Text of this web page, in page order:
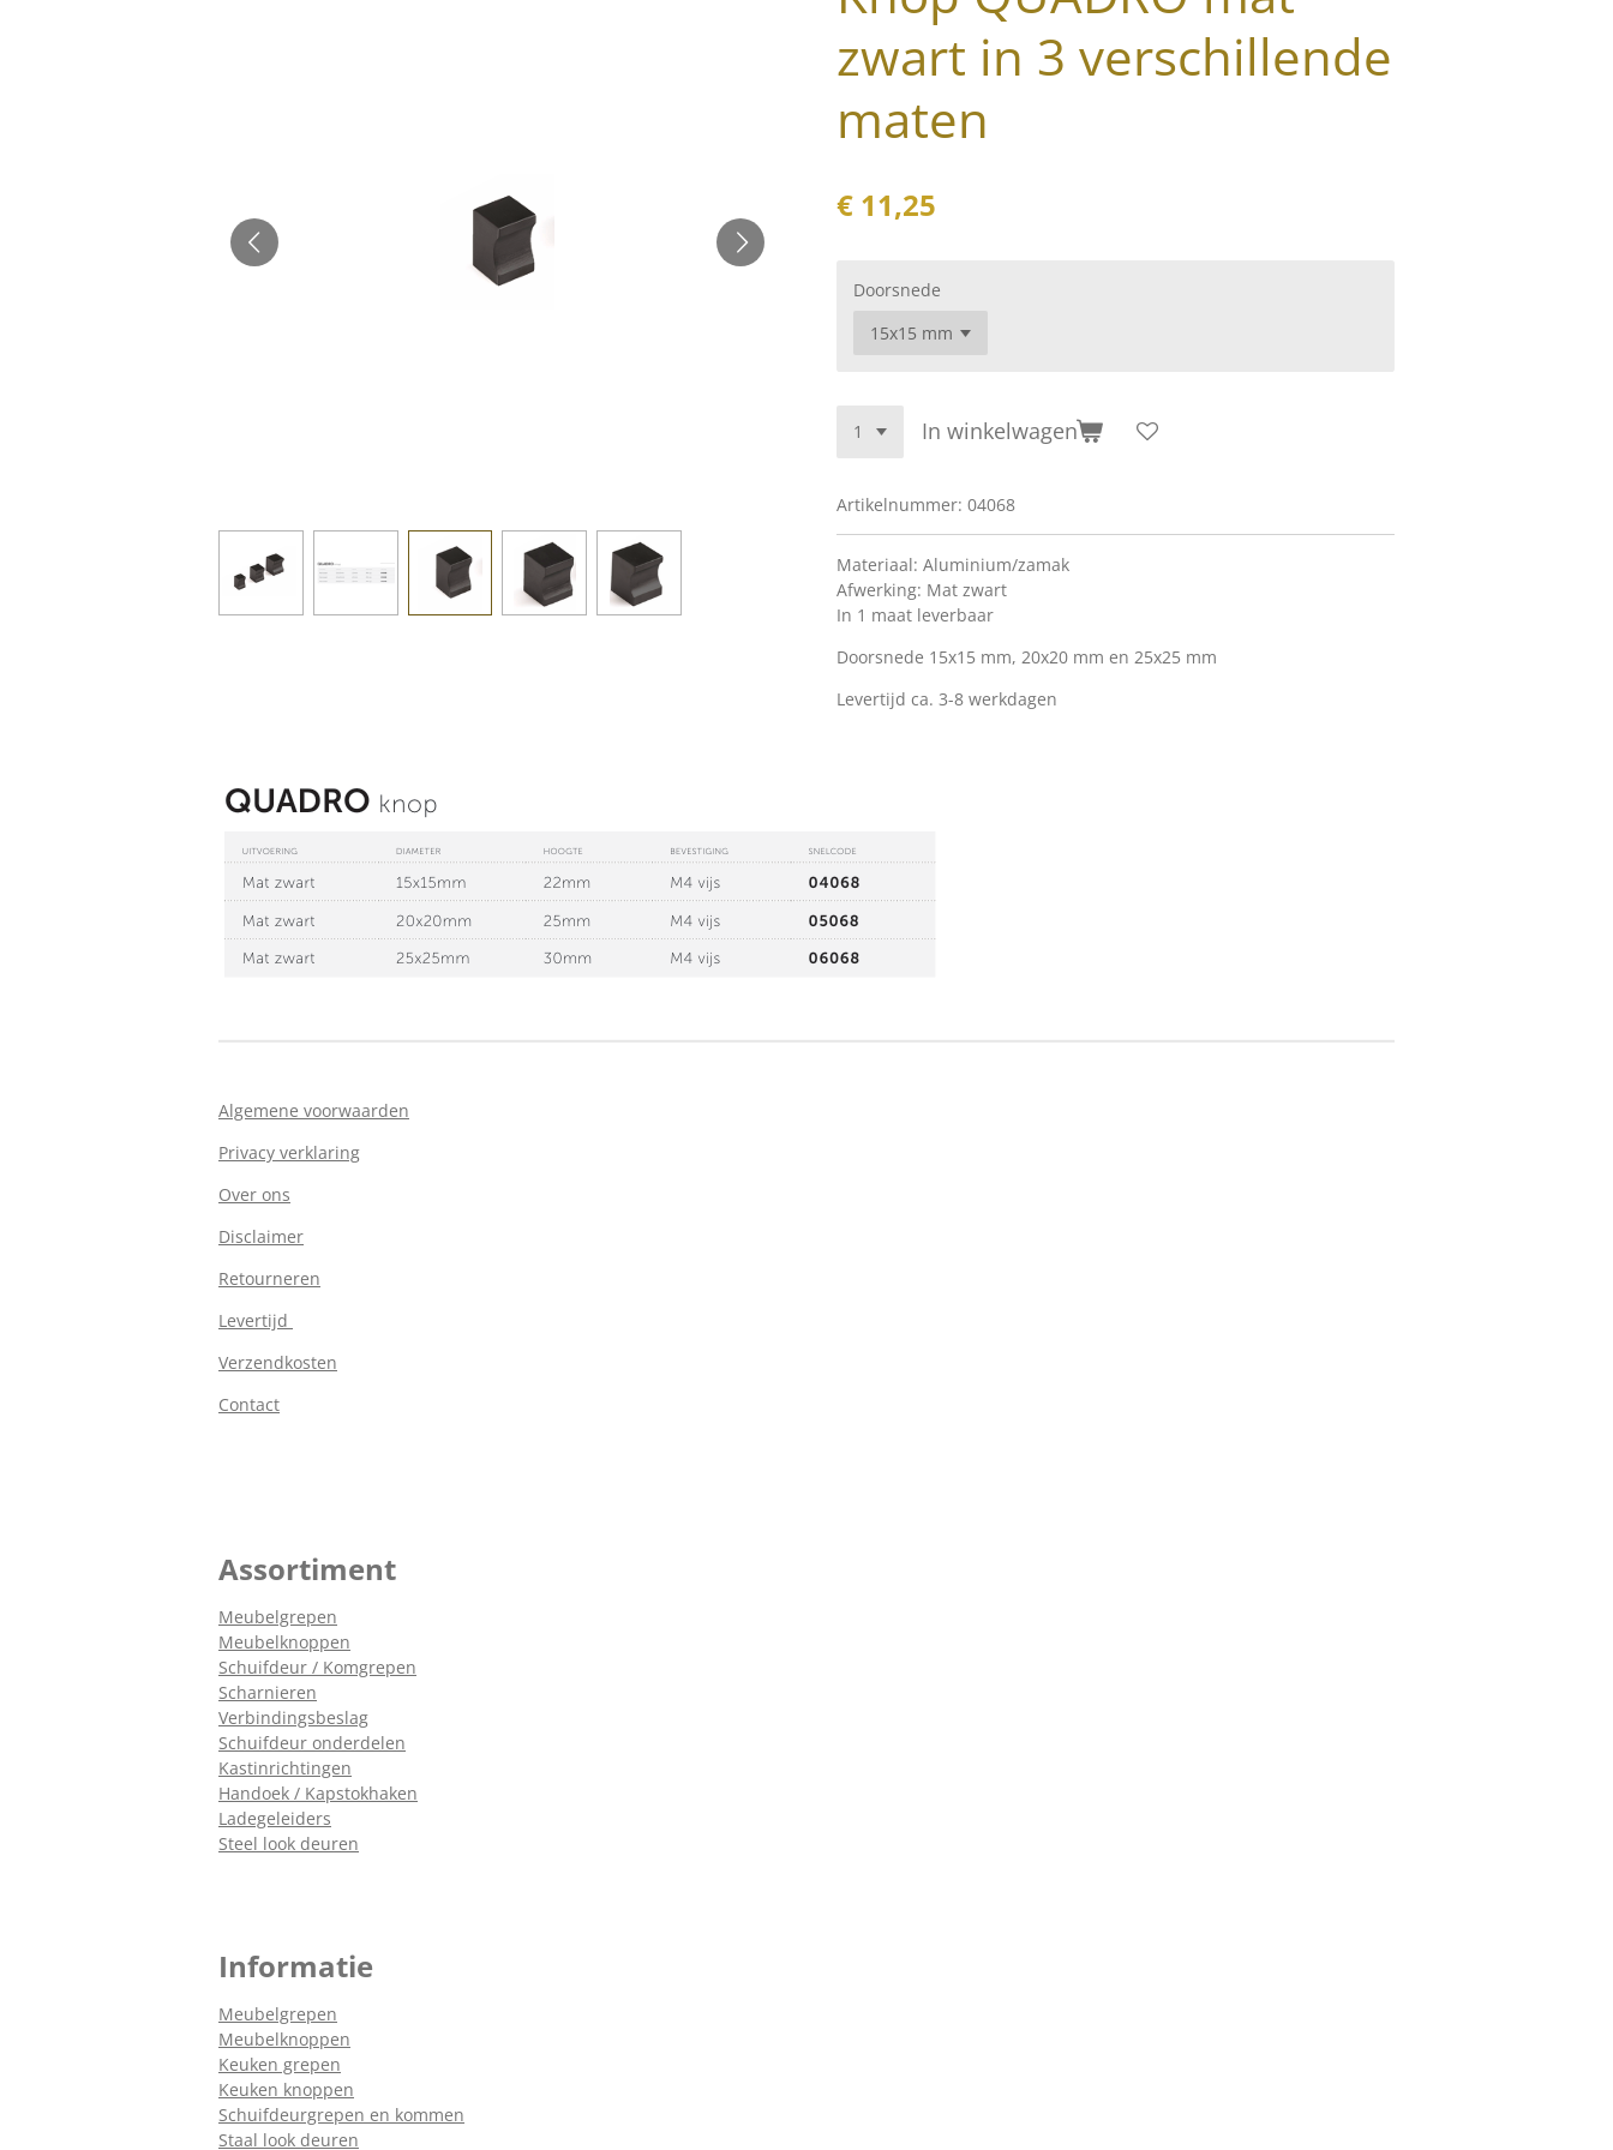
zwart in 3 verschillende
maten
€ 11,25
Doorsnede
In winkelwagen
Artikelnummer: 04068
Materiaal: Aluminium/zamak
Afwerking: Mat zwart
In 1 maat leverbaar
Doorsnede 15x15 mm, 20x20 mm en 25x25 mm
Levertijd ca. 3-8 werkdagen
Algemene voorwaarden
Privacy verklaring
Over ons
Disclaimer
Retourneren
Levertijd
Verzendkosten
Contact
Assortiment
Meubelgrepen
Meubelknoppen
Schuifdeur / Komgrepen
Scharnieren
Verbindingsbeslag
Schuifdeur onderdelen
Kastinrichtingen
Handoek / Kapstokhaken
Ladegeleiders
Steel look deuren
Informatie
Meubelgrepen
Meubelknoppen
Keuken grepen
Keuken knoppen
Schuifdeurgrepen en kommen
Staal look deuren